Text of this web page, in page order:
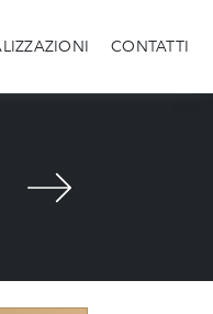
CONTATTI